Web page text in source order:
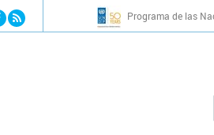
to navigation Programa de las